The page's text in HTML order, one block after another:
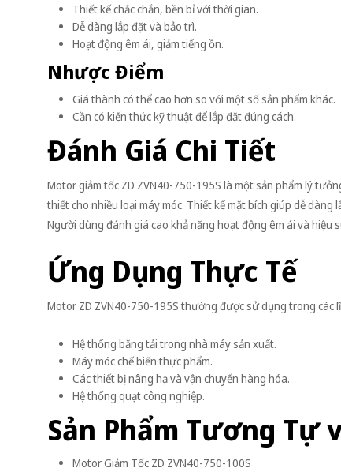
Thiết kế chắc chắn, bền bỉ với thời gian.
Dễ dàng lắp đặt và bảo trì.
Hoạt động êm ái, giảm tiếng ồn.
Nhược Điểm
Giá thành có thể cao hơn so với một số sản phẩm khác.
Cần có kiến thức kỹ thuật để lắp đặt đúng cách.
Đánh Giá Chi Tiết
Motor giảm tốc ZD ZVN40-750-195S là một sản phẩm lý
thiết cho nhiều loại máy móc. Thiết kế mặt bích giúp dễ
Người dùng đánh giá cao khả năng hoạt động êm ái và hiệu
Ứng Dụng Thực Tế
Motor ZD ZVN40-750-195S thường được sử dụng trong các
Hệ thống băng tải trong nhà máy sản xuất.
Máy móc chế biến thực phẩm.
Các thiết bị nâng hạ và vận chuyển hàng hóa.
Hệ thống quạt công nghiệp.
Sản Phẩm Tương Tự
Motor Giảm Tốc ZD ZVN40-750-100S